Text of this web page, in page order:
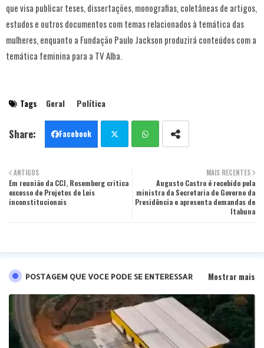
que visa publicar teses, dissertações, monografias, coletâneas de artigos,
estudos e outros documentos com temas relacionados à temática das
mulheres, enquanto a Fundação Paulo Jackson produzirá conteúdos com a
temática feminina para a TV Alba.
Tags Geral Política
Facebook
ter
pp
MAIS RECENTES
Augusto Castro é recebido pela
ministra da Secretaria de Governo da
Presidência e apresenta demandas de
Itabuna
ANTIGOS
Em reunião da CCJ, Rosemberg critica
excesso de Projetos de Leis
inconstitucionais
POSTAGEM QUE VOCE PODE SE ENTERESSAR Mostrar mais